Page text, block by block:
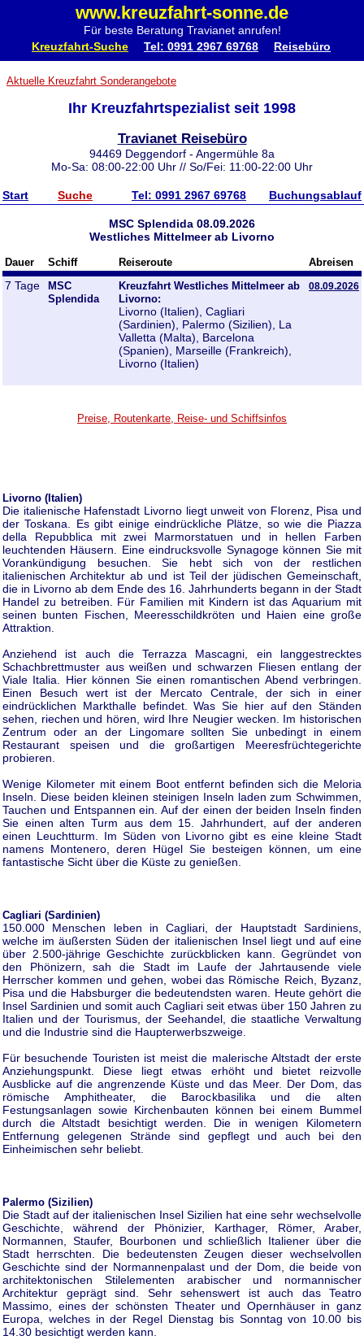
www.kreuzfahrt-sonne.de
Für beste Beratung Travianet anrufen!
Kreuzfahrt-Suche Tel: 0991 2967 69768 Reisebüro
Aktuelle Kreuzfahrt Sonderangebote
Ihr Kreuzfahrtspezialist seit 1998
Travianet Reisebüro
94469 Deggendorf - Angermühle 8a
Mo-Sa: 08:00-22:00 Uhr // So/Fei: 11:00-22:00 Uhr
Start Suche Tel: 0991 2967 69768 Buchungsablauf
MSC Splendida 08.09.2026
Westliches Mittelmeer ab Livorno
Dauer Schiff Reiseroute Abreisen
7 Tage
MSC
Splendida
Kreuzfahrt Westliches Mittelmeer ab
Livorno:
Livorno (Italien), Cagliari
(Sardinien), Palermo (Sizilien), La
Valletta (Malta), Barcelona
(Spanien), Marseille (Frankreich),
Livorno (Italien)
08.09.2026
Preise, Routenkarte, Reise- und Schiffsinfos
Livorno (Italien)
Die italienische Hafenstadt Livorno liegt unweit von Florenz, Pisa und
der Toskana. Es gibt einige eindrückliche Plätze, so wie die Piazza
della Repubblica mit zwei Marmorstatuen und in hellen Farben
leuchtenden Häusern. Eine eindrucksvolle Synagoge können Sie mit
Vorankündigung besuchen. Sie hebt sich von der restlichen
italienischen Architektur ab und ist Teil der jüdischen Gemeinschaft,
die in Livorno ab dem Ende des 16. Jahrhunderts begann in der Stadt
Handel zu betreiben. Für Familien mit Kindern ist das Aquarium mit
seinen bunten Fischen, Meeresschildkröten und Haien eine große
Attraktion.
Anziehend ist auch die Terrazza Mascagni, ein langgestrecktes
Schachbrettmuster aus weißen und schwarzen Fliesen entlang der
Viale Italia. Hier können Sie einen romantischen Abend verbringen.
Einen Besuch wert ist der Mercato Centrale, der sich in einer
eindrücklichen Markthalle befindet. Was Sie hier auf den Ständen
sehen, riechen und hören, wird Ihre Neugier wecken. Im historischen
Zentrum oder an der Lingomare sollten Sie unbedingt in einem
Restaurant speisen und die großartigen Meeresfrüchtegerichte
probieren.
Wenige Kilometer mit einem Boot entfernt befinden sich die Meloria
Inseln. Diese beiden kleinen steinigen Inseln laden zum Schwimmen,
Tauchen und Entspannen ein. Auf der einen der beiden Inseln finden
Sie einen alten Turm aus dem 15. Jahrhundert, auf der anderen
einen Leuchtturm. Im Süden von Livorno gibt es eine kleine Stadt
namens Montenero, deren Hügel Sie besteigen können, um eine
fantastische Sicht über die Küste zu genießen.
Cagliari (Sardinien)
150.000 Menschen leben in Cagliari, der Hauptstadt Sardiniens,
welche im äußersten Süden der italienischen Insel liegt und auf eine
über 2.500-jährige Geschichte zurückblicken kann. Gegründet von
den Phönizern, sah die Stadt im Laufe der Jahrtausende viele
Herrscher kommen und gehen, wobei das Römische Reich, Byzanz,
Pisa und die Habsburger die bedeutendsten waren. Heute gehört die
Insel Sardinien und somit auch Cagliari seit etwas über 150 Jahren zu
Italien und der Tourismus, der Seehandel, die staatliche Verwaltung
und die Industrie sind die Haupterwerbszweige.
Für besuchende Touristen ist meist die malerische Altstadt der erste
Anziehungspunkt. Diese liegt etwas erhöht und bietet reizvolle
Ausblicke auf die angrenzende Küste und das Meer. Der Dom, das
römische Amphitheater, die Barockbasilika und die alten
Festungsanlagen sowie Kirchenbauten können bei einem Bummel
durch die Altstadt besichtigt werden. Die in wenigen Kilometern
Entfernung gelegenen Strände sind gepflegt und auch bei den
Einheimischen sehr beliebt.
Palermo (Sizilien)
Die Stadt auf der italienischen Insel Sizilien hat eine sehr wechselvolle
Geschichte, während der Phönizier, Karthager, Römer, Araber,
Normannen, Staufer, Bourbonen und schließlich Italiener über die
Stadt herrschten. Die bedeutensten Zeugen dieser wechselvollen
Geschichte sind der Normannenpalast und der Dom, die beide von
architektonischen Stilelementen arabischer und normannischer
Architektur geprägt sind. Sehr sehenswert ist auch das Teatro
Massimo, eines der schönsten Theater und Opernhäuser in ganz
Europa, welches in der Regel Dienstag bis Sonntag von 10.00 bis
14.30 besichtigt werden kann.